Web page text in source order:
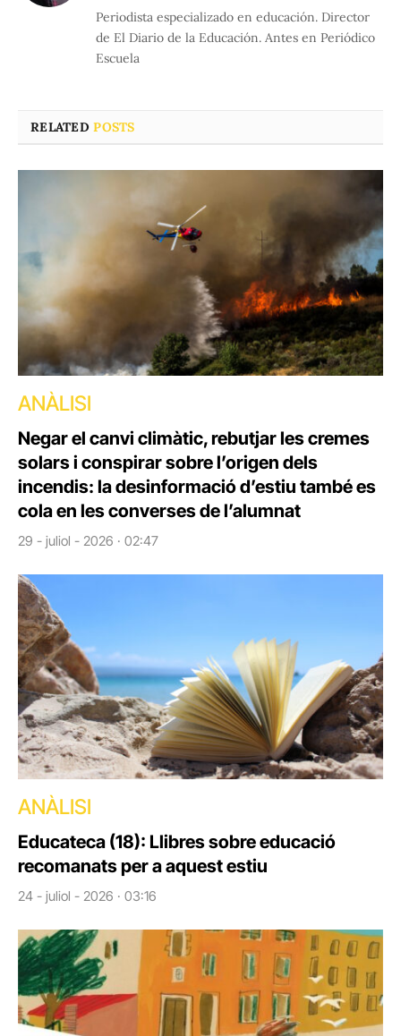
Periodista especializado en educación. Director
de El Diario de la Educación. Antes en Periódico
Escuela
RELATEDPOSTS
ANÀLISI
Negar el canvi climàtic, rebutjar les cremes
solars i conspirar sobre l’origen dels
incendis: la desinformació d’estiu també es
cola en les converses de l’alumnat
29 - juliol - 2026 · 02:47
ANÀLISI
Educateca (18): Llibres sobre educació
recomanats per a aquest estiu
24 - juliol - 2026 · 03:16